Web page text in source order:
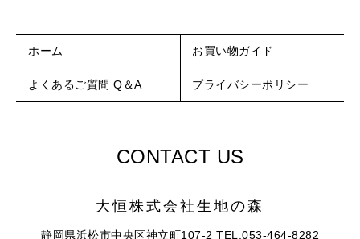
ホーム お買い物ガイド
よくあるご質問 Q＆A プライバシーポリシー
CONTACT US
大恒株式会社 生地の森
静岡県浜松市中央区神立町107-2 TEL.053-464-8282